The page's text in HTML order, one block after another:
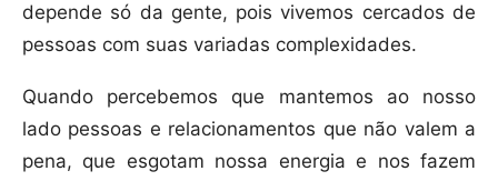
depende só da gente, pois vivemos cercados de
pessoas com suas variadas complexidades.
Quando percebemos que mantemos ao nosso
lado pessoas e relacionamentos que não valem a
pena, que esgotam nossa energia e nos fazem